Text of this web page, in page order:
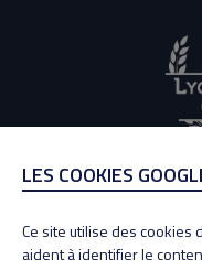
LES COOKIES
Ce site utilise des cookies
aident à identifier le